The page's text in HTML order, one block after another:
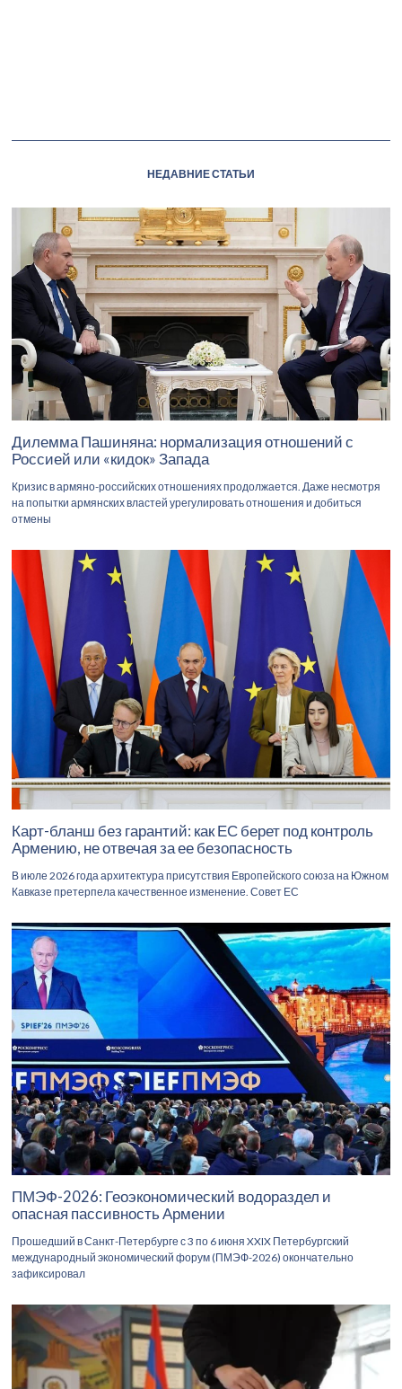
НЕДАВНИЕ СТАТЬИ
Дилемма Пашиняна: нормализация отношений с
Россией или «кидок» Запада
Кризис в армяно-российских отношениях продолжается. Даже несмотря
на попытки армянских властей урегулировать отношения и добиться
отмены
Карт-бланш без гарантий: как ЕС берет под контроль
Армению, не отвечая за ее безопасность
В июле 2026 года архитектура присутствия Европейского союза на Южном
Кавказе претерпела качественное изменение. Совет ЕС
ПМЭФ-2026: Геоэкономический водораздел и
опасная пассивность Армении
Прошедший в Санкт-Петербурге с 3 по 6 июня XXIX Петербургский
международный экономический форум (ПМЭФ-2026) окончательно
зафиксировал